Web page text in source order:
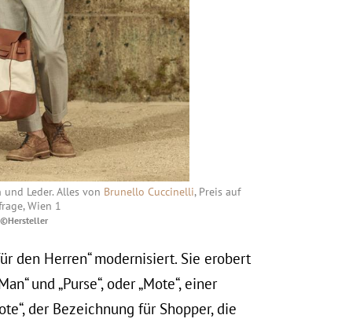
Leder. Alles von Brunello Cuccinelli, Preis auf
Wien 1
©Hersteller
den Herren“ modernisiert. Sie erobert
und „Purse“, oder „Mote“, einer
der Bezeichnung für Shopper, die